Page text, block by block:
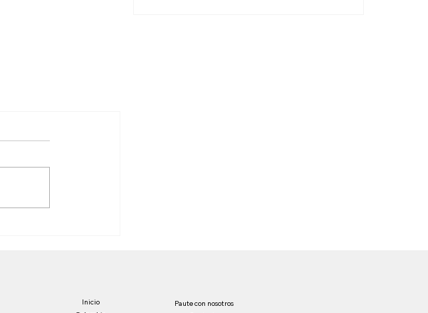
Inicio
Paute con nosotros